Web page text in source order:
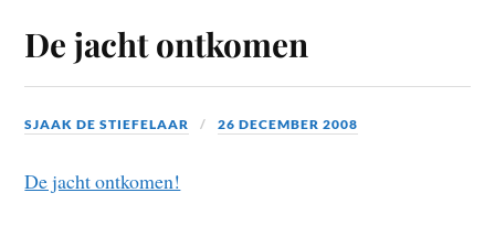
De jacht ontkomen
SJAAK DE STIEFELAAR 26 DECEMBER 2008
De jacht ontkomen!